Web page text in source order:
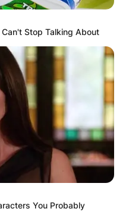
Stop Talking About
You Probably